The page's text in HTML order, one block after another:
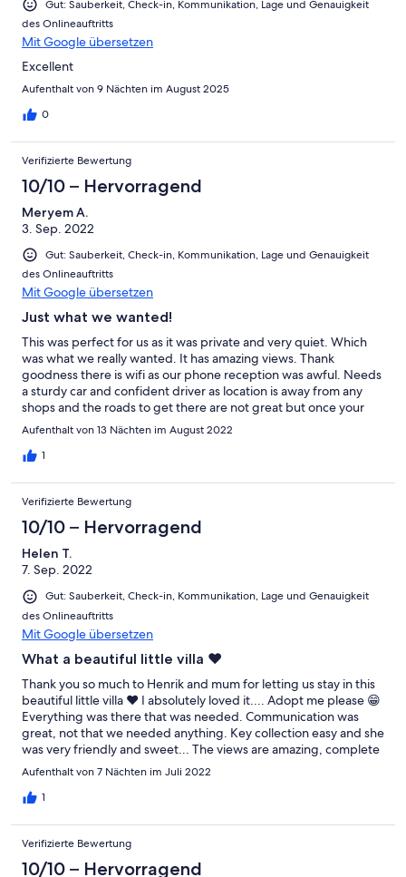
Gut: Sauberkeit, Check-in, Kommunikation, Lage und Genauigkeit
des Onlineauftritts
Mit Google übersetzen
Excellent
Aufenthalt von 9 Nächten im August 2025
0
Verifizierte Bewertung
10/10 – Hervorragend
Meryem A.
3. Sep. 2022
Gut: Sauberkeit, Check-in, Kommunikation, Lage und Genauigkeit
des Onlineauftritts
Mit Google übersetzen
Just what we wanted!
This was perfect for us as it was private and very quiet. Which
was what we really wanted. It has amazing views. Thank
goodness there is wifi as our phone reception was awful. Needs
a sturdy car and confident driver as location is away from any
shops and the roads to get there are not great but once your
there it is amazing.
Aufenthalt von 13 Nächten im August 2022
1
Verifizierte Bewertung
10/10 – Hervorragend
Helen T.
7. Sep. 2022
Gut: Sauberkeit, Check-in, Kommunikation, Lage und Genauigkeit
des Onlineauftritts
Mit Google übersetzen
What a beautiful little villa ❤️
Thank you so much to Henrik and mum for letting us stay in this
beautiful little villa ❤️ I absolutely loved it.... Adopt me please 😁
Everything was there that was needed. Communication was
great, not that we needed anything. Key collection easy and she
was very friendly and sweet... The views are amazing, complete
privacy and peace and quiet... Pool fabulous and bigger than
will need a car but it is worth it. Thank you again Henrik ☺️
Aufenthalt von 7 Nächten im Juli 2022
1
Verifizierte Bewertung
10/10 – Hervorragend